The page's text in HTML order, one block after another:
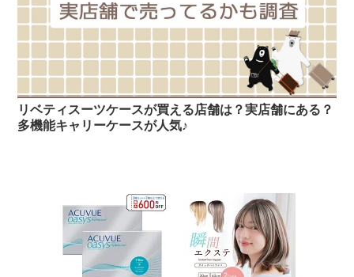
リベティスーツケースが買える店舗は？実店舗にある？
多機能キャリーケースが人気♪